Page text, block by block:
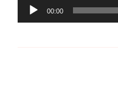
00:00